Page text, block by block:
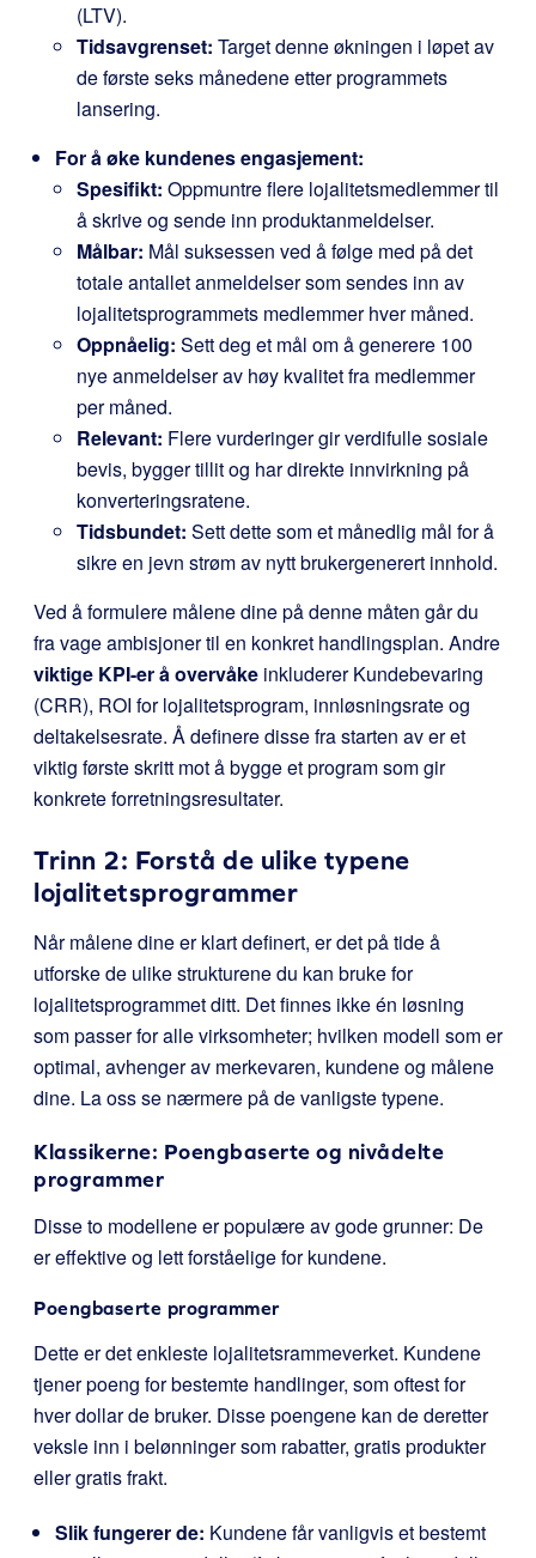
(LTV).
Tidsavgrenset: Target denne økningen i løpet av
de første seks månedene etter programmets
lansering.
For å øke kundenes engasjement:
Spesifikt: Oppmuntre flere lojalitetsmedlemmer til
å skrive og sende inn produktanmeldelser.
Målbar: Mål suksessen ved å følge med på det
totale antallet anmeldelser som sendes inn av
lojalitetsprogrammets medlemmer hver måned.
Oppnåelig: Sett deg et mål om å generere 100
nye anmeldelser av høy kvalitet fra medlemmer
per måned.
Relevant: Flere vurderinger gir verdifulle sosiale
bevis, bygger tillit og har direkte innvirkning på
konverteringsratene.
Tidsbundet: Sett dette som et månedlig mål for å
sikre en jevn strøm av nytt brukergenerert innhold.
Ved å formulere målene dine på denne måten går du
fra vage ambisjoner til en konkret handlingsplan. Andre
viktige KPI-er å overvåke inkluderer Kundebevaring
(CRR), ROI for lojalitetsprogram, innløsningsrate og
deltakelsesrate. Å definere disse fra starten av er et
viktig første skritt mot å bygge et program som gir
konkrete forretningsresultater.
Trinn 2: Forstå de ulike typene
lojalitetsprogrammer
Når målene dine er klart definert, er det på tide å
utforske de ulike strukturene du kan bruke for
lojalitetsprogrammet ditt. Det finnes ikke én løsning
som passer for alle virksomheter; hvilken modell som er
optimal, avhenger av merkevaren, kundene og målene
dine. La oss se nærmere på de vanligste typene.
Klassikerne: Poengbaserte og nivådelte
programmer
Disse to modellene er populære av gode grunner: De
er effektive og lett forståelige for kundene.
Poengbaserte programmer
Dette er det enkleste lojalitetsrammeverket. Kundene
tjener poeng for bestemte handlinger, som oftest for
hver dollar de bruker. Disse poengene kan de deretter
veksle inn i belønninger som rabatter, gratis produkter
eller gratis frakt.
Slik fungerer de: Kundene får vanligvis et bestemt